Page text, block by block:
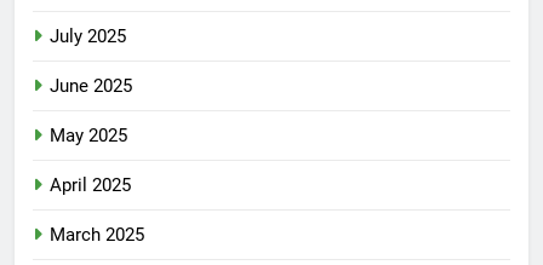
July 2025
June 2025
May 2025
April 2025
March 2025